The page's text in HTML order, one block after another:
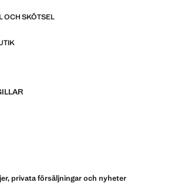
OCH SKÖTSEL
privata försäljningar och nyheter